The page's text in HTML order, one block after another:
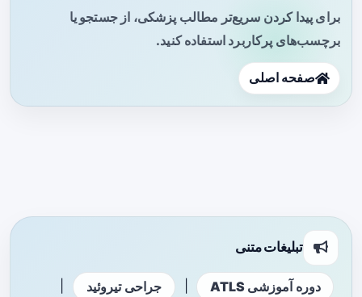
برای پیدا کردن سریع‌تر مطالب پزشکی، از جستجو یا
برچسب‌های پرکاربرد استفاده کنید.
صفحه اصلی
تبلیغات متنی
دوره آموزشی ATLS جراحی تیروئید